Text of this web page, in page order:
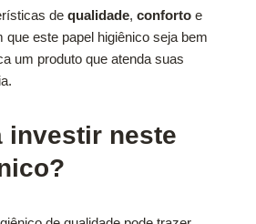
de qualidade, conforto e
que este papel higiênico seja bem
um produto que atenda suas
investir neste